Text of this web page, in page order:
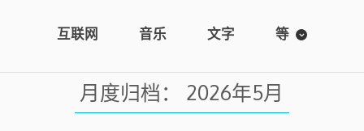
互联网 音乐 文字 等
月度归档： 2026年5月